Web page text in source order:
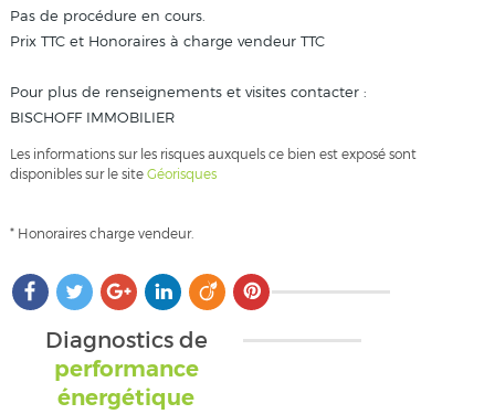
Pas de procédure en cours.
Prix TTC et Honoraires à charge vendeur TTC
Pour plus de renseignements et visites contacter :
BISCHOFF IMMOBILIER
Les informations sur les risques auxquels ce bien est exposé sont
disponibles sur le site Géorisques
* Honoraires charge vendeur.
Diagnostics de
performance
énergétique